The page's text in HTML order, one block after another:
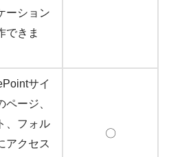
ーション
できま
サイ
ページ、
、フォル
アクセス
〇